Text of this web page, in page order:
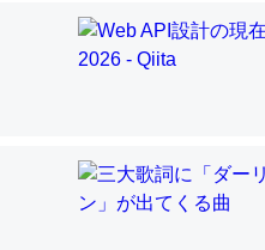
貝類は苦労してるんだな…。腹足